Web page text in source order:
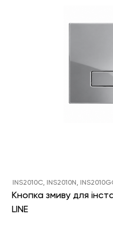
INS2010C, INS2010N,
Кнопка змиву для
LINE